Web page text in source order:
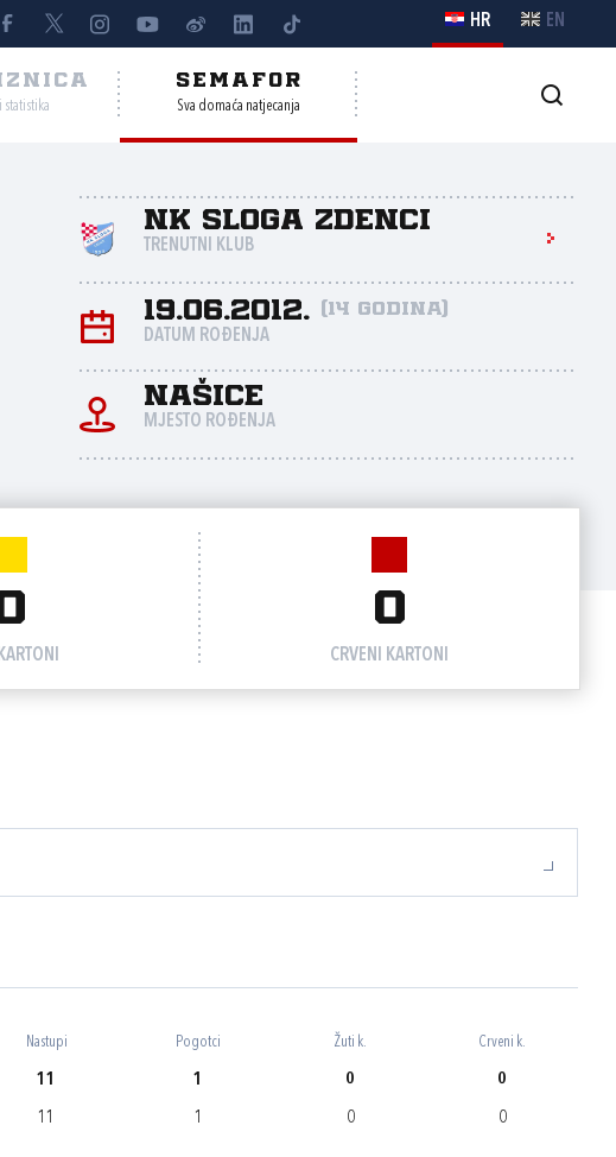
HR EN
statistika
SEMAFOR
Sva domaća natjecanja
NK Sloga Zdenci
TRENUTNI KLUB
19.06.2012. (14 godina)
DATUM ROĐENJA
Našice
MJESTO ROĐENJA
0
CRVENI KARTONI
Nastupi Pogotci Žuti k. Crveni k.
11 1 0 0
11 1 0 0